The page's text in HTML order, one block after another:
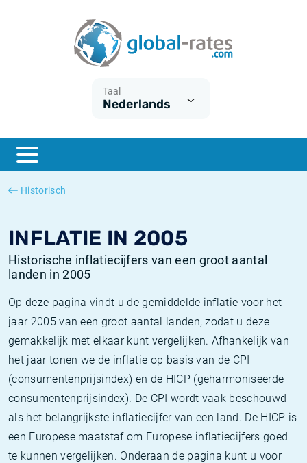
Taal
Nederlands
Historisch
INFLATIE IN 2005
Historische inflatiecijfers van een groot aantal
landen in 2005
Op deze pagina vindt u de gemiddelde inflatie voor het
jaar 2005 van een groot aantal landen, zodat u deze
gemakkelijk met elkaar kunt vergelijken. Afhankelijk van
het jaar tonen we de inflatie op basis van de CPI
(consumentenprijsindex) en de HICP (geharmoniseerde
consumentenprijsindex). De CPI wordt vaak beschouwd
als het belangrijkste inflatiecijfer van een land. De HICP is
een Europese maatstaf om Europese inflatiecijfers goed
te kunnen vergelijken. Onderaan de pagina kunt u voor
ESTER
SONIA
Wat is CPI inflatie?
Wat is HICP inflatie?
Nederlandse inflatie - CPI
Amerikaanse inflatie - CPI
Euribor historie
SOFR historie
TONAR historie
Inflatiecalculator